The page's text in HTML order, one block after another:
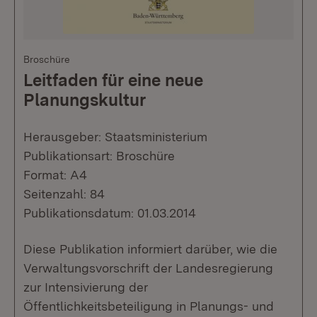
Broschüre
Leitfaden für eine neue
Planungskultur
Herausgeber: Staatsministerium
Publikationsart: Broschüre
Format: A4
Seitenzahl: 84
Publikationsdatum: 01.03.2014
Diese Publikation informiert darüber, wie die
Verwaltungsvorschrift der Landesregierung
zur Intensivierung der
Öffentlichkeitsbeteiligung in Planungs- und